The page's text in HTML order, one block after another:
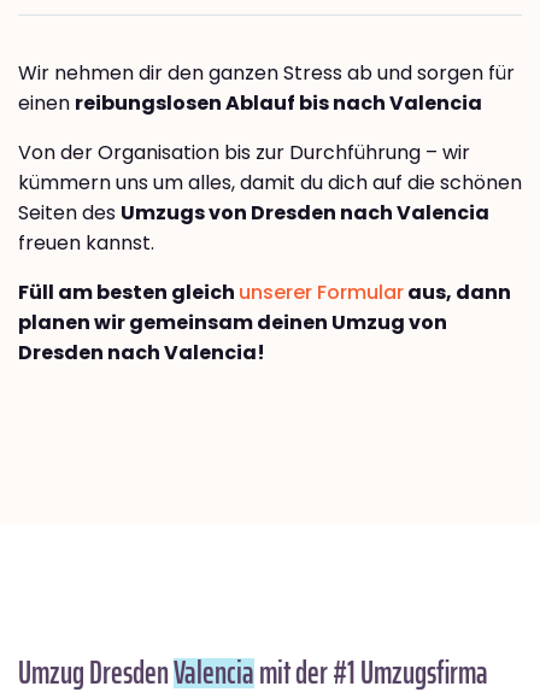
Wir nehmen dir den ganzen Stress ab und sorgen für
einen reibungslosen Ablauf bis nach Valencia
Von der Organisation bis zur Durchführung – wir
kümmern uns um alles, damit du dich auf die schönen
Seiten des Umzugs von Dresden nach Valencia
freuen kannst.
Füll am besten gleich unserer Formularaus, dann
planen wir gemeinsam deinen Umzug von
Dresden nach Valencia!
Umzug DresdenValenciamit der #1 Umzugsfirma